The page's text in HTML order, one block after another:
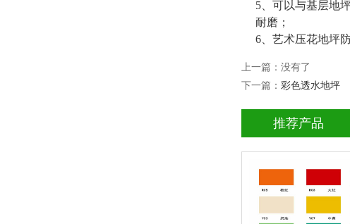
5、可以与基层地
耐磨；
6、艺术压花地坪
上一篇：没有了
下一篇： 彩色透水地坪
推荐产品
环氧地坪漆
环氧地坪